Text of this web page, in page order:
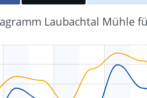
Laubachtal Mühle